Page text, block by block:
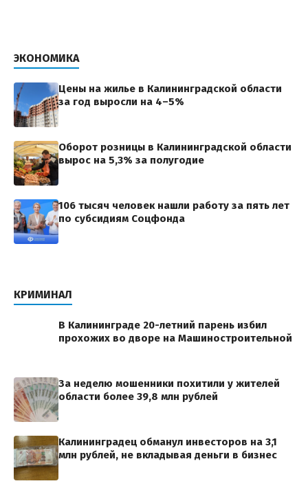
ЭКОНОМИКА
Цены на жилье в Калининградской области
за год выросли на 4–5%
Оборот розницы в Калининградской области
вырос на 5,3% за полугодие
106 тысяч человек нашли работу за пять лет
по субсидиям Соцфонда
КРИМИНАЛ
В Калининграде 20-летний парень избил
прохожих во дворе на Машиностроительной
За неделю мошенники похитили у жителей
области более 39,8 млн рублей
Калининградец обманул инвесторов на 3,1
млн рублей, не вкладывая деньги в бизнес